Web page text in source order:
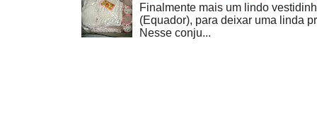
Finalmente mais um lindo
(Equador), para deixar uma linda
Nesse conju...